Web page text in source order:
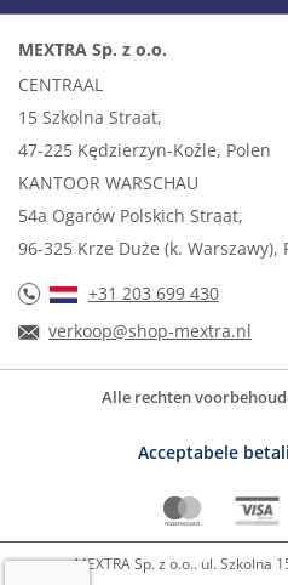
MEXTRA Sp. z o.o.
CENTRAAL
15 Szkolna Straat,
47-225 Kędzierzyn-Koźle, Polen
KANTOOR WARSCHAU
54a Ogarów Polskich Straat,
96-325 Krze Duże (k. Warszawy),
+31 203 699 430
verkoop@shop-mextra.nl
Alle rechten
Acceptabele
MEXTRA Sp. z o.o.. ul. Szkolna